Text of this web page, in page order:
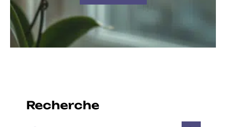
Recherche